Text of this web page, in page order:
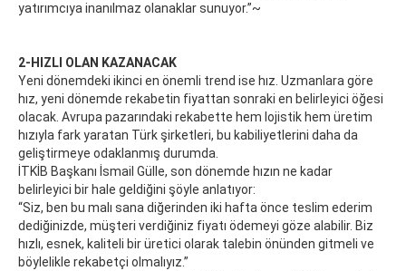
yatırımcıya inanılmaz olanaklar sunuyor.”~
2-HIZLI OLAN KAZANACAK
Yeni dönemdeki ikinci en önemli trend ise hız. Uzmanlara göre
hız, yeni dönemde rekabetin fiyattan sonraki en belirleyici öğesi
olacak. Avrupa pazarındaki rekabette hem lojistik hem üretim
hızıyla fark yaratan Türk şirketleri, bu kabiliyetlerini daha da
geliştirmeye odaklanmış durumda.
İTKİB Başkanı İsmail Gülle, son dönemde hızın ne kadar
belirleyici bir hale geldiğini şöyle anlatıyor:
“Siz, ben bu malı sana diğerinden iki hafta önce teslim ederim
dediğinizde, müşteri verdiğiniz fiyatı ödemeyi göze alabilir. Biz
hızlı, esnek, kaliteli bir üretici olarak talebin önünden gitmeli ve
böylelikle rekabetçi olmalıyız.”